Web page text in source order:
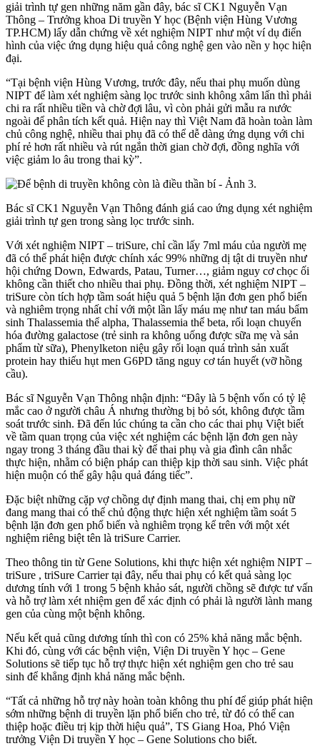
giải trình tự gen những năm gần đây, bác sĩ CK1 Nguyễn Vạn
Thông – Trưởng khoa Di truyền Y học (Bệnh viện Hùng Vương
TP.HCM) lấy dẫn chứng về xét nghiệm NIPT như một ví dụ điển
hình của việc ứng dụng hiệu quả công nghệ gen vào nền y học hiện
đại.
“Tại bệnh viện Hùng Vương, trước đây, nếu thai phụ muốn dùng
NIPT để làm xét nghiệm sàng lọc trước sinh không xâm lấn thì phải
chi ra rất nhiều tiền và chờ đợi lâu, vì còn phải gửi mẫu ra nước
ngoài để phân tích kết quả. Hiện nay thì Việt Nam đã hoàn toàn làm
chủ công nghệ, nhiều thai phụ đã có thể dễ dàng ứng dụng với chi
phí rẻ hơn rất nhiều và rút ngắn thời gian chờ đợi, đồng nghĩa với
việc giảm lo âu trong thai kỳ”.
Bác sĩ CK1 Nguyễn Vạn Thông đánh giá cao ứng dụng xét nghiệm
giải trình tự gen trong sàng lọc trước sinh.
Với xét nghiệm NIPT – triSure, chỉ cần lấy 7ml máu của người mẹ
đã có thể phát hiện được chính xác 99% những dị tật di truyền như
hội chứng Down, Edwards, Patau, Turner…, giảm nguy cơ chọc ối
không cần thiết cho nhiều thai phụ. Đồng thời, xét nghiệm NIPT –
triSure còn tích hợp tầm soát hiệu quả 5 bệnh lặn đơn gen phổ biến
và nghiêm trọng nhất chỉ với một lần lấy máu mẹ như tan máu bẩm
sinh Thalassemia thể alpha, Thalassemia thể beta, rối loạn chuyển
hóa đường galactose (trẻ sinh ra không uống được sữa mẹ và sản
phẩm từ sữa), Phenylketon niệu gây rối loạn quá trình sản xuất
protein hay thiếu hụt men G6PD tăng nguy cơ tán huyết (vỡ hồng
cầu).
Bác sĩ Nguyễn Vạn Thông nhận định: “Đây là 5 bệnh vốn có tỷ lệ
mắc cao ở người châu Á nhưng thường bị bỏ sót, không được tầm
soát trước sinh. Đã đến lúc chúng ta cần cho các thai phụ Việt biết
về tầm quan trọng của việc xét nghiệm các bệnh lặn đơn gen này
ngay trong 3 tháng đầu thai kỳ để thai phụ và gia đình cân nhắc
thực hiện, nhằm có biện pháp can thiệp kịp thời sau sinh. Việc phát
hiện muộn có thể gây hậu quả đáng tiếc”.
Đặc biệt những cặp vợ chồng dự định mang thai, chị em phụ nữ
đang mang thai có thể chủ động thực hiện xét nghiệm tầm soát 5
bệnh lặn đơn gen phổ biến và nghiêm trọng kể trên với một xét
nghiệm riêng biệt tên là triSure Carrier.
Theo thông tin từ Gene Solutions, khi thực hiện xét nghiệm NIPT –
triSure , triSure Carrier tại đây, nếu thai phụ có kết quả sàng lọc
dương tính với 1 trong 5 bệnh khảo sát, người chồng sẽ được tư vấn
và hỗ trợ làm xét nhiệm gen để xác định có phải là người lành mang
gen của cùng một bệnh không.
Nếu kết quả cũng dương tính thì con có 25% khả năng mắc bệnh.
Khi đó, cùng với các bệnh viện, Viện Di truyền Y học – Gene
Solutions sẽ tiếp tục hỗ trợ thực hiện xét nghiệm gen cho trẻ sau
sinh để khẳng định khả năng mắc bệnh.
“Tất cả những hỗ trợ này hoàn toàn không thu phí để giúp phát hiện
sớm những bệnh di truyền lặn phổ biến cho trẻ, từ đó có thể can
thiệp hoặc điều trị kịp thời hiệu quả”, TS Giang Hoa, Phó Viện
trưởng Viện Di truyền Y học – Gene Solutions cho biết.